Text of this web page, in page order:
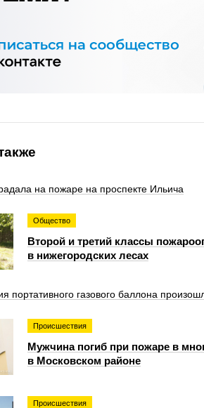
на пожаре на проспекте Ильича
Общество
Второй и третий классы
в нижегородских лесах
портативного газового баллона
Происшествия
Мужчина погиб при пожаре в
в Московском районе
Происшествия